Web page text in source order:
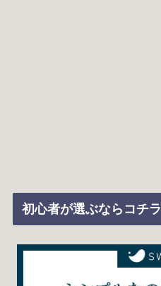
初心者が選ぶならコチラ